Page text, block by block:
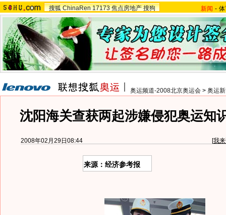
搜狐 ChinaRen 17173 焦点房地产 搜狗 新闻 -
奥运频道-2008北京奥运会 > 奥运
沈阳海关查获两起涉嫌侵犯奥运知
2008年02月29日08:44 [我
来源：经济参考报